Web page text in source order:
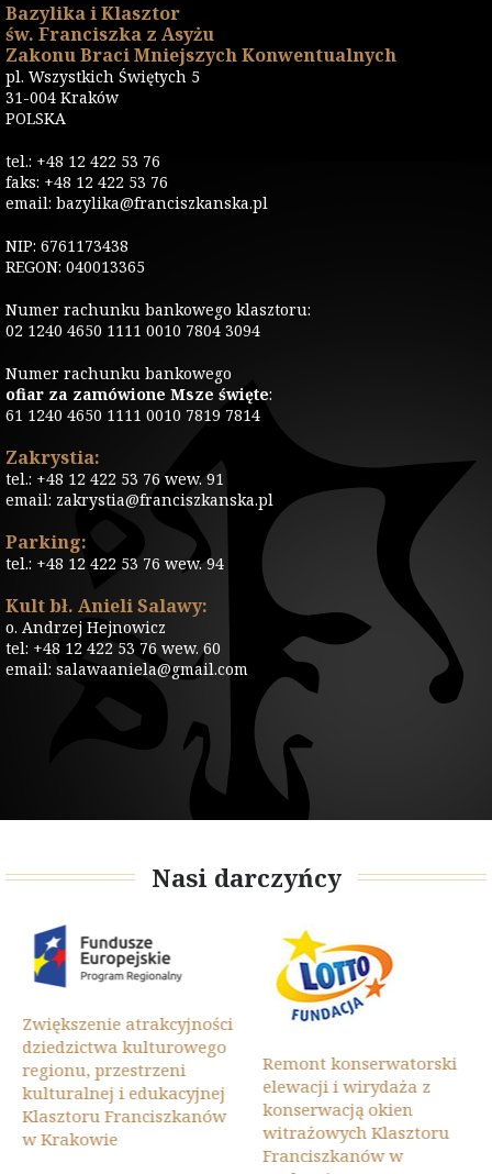
Bazylika i Klasztor
św. Franciszka z Asyżu
Zakonu Braci Mniejszych Konwentualnych
pl. Wszystkich Świętych 5
31-004 Kraków
POLSKA
tel.: +48 12 422 53 76
faks: +48 12 422 53 76
email: bazylika@franciszkanska.pl
NIP: 6761173438
REGON: 040013365
Numer rachunku bankowego klasztoru:
02 1240 4650 1111 0010 7804 3094
Numer rachunku bankowego
ofiar za zamówione Msze święte:
61 1240 4650 1111 0010 7819 7814
Zakrystia:
tel.: +48 12 422 53 76 wew. 91
email: zakrystia@franciszkanska.pl
Parking:
tel.: +48 12 422 53 76 wew. 94
Kult bł. Anieli Salawy:
o. Andrzej Hejnowicz
tel: +48 12 422 53 76 wew. 60
email: salawaaniela@gmail.com
Nasi darczyńcy
Zwiększenie atrakcyjności
dziedzictwa kulturowego
regionu, przestrzeni
kulturalnej i edukacyjnej
Klasztoru Franciszkanów
w Krakowie
Remont konserwatorski
elewacji i wirydaża z
konserwacją okien
witrażowych Klasztoru
Franciszkanów w